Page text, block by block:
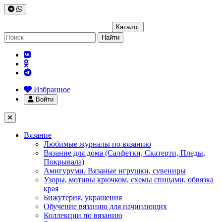
Каталог
Найти
Избранное
Войти
Вязание
Любимые журналы по вязанию
Вязание для дома (Салфетки, Скатерти, Пледы,
Покрывала)
Амигуруми. Вязаные игрушки, сувениры
Узоры, мотивы крючком, схемы спицами, обвязка
края
Бижутерия, украшения
Обучение вязанию для начинающих
Коллекции по вязанию